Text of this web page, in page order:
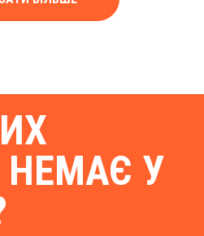
НЕМАЄ У